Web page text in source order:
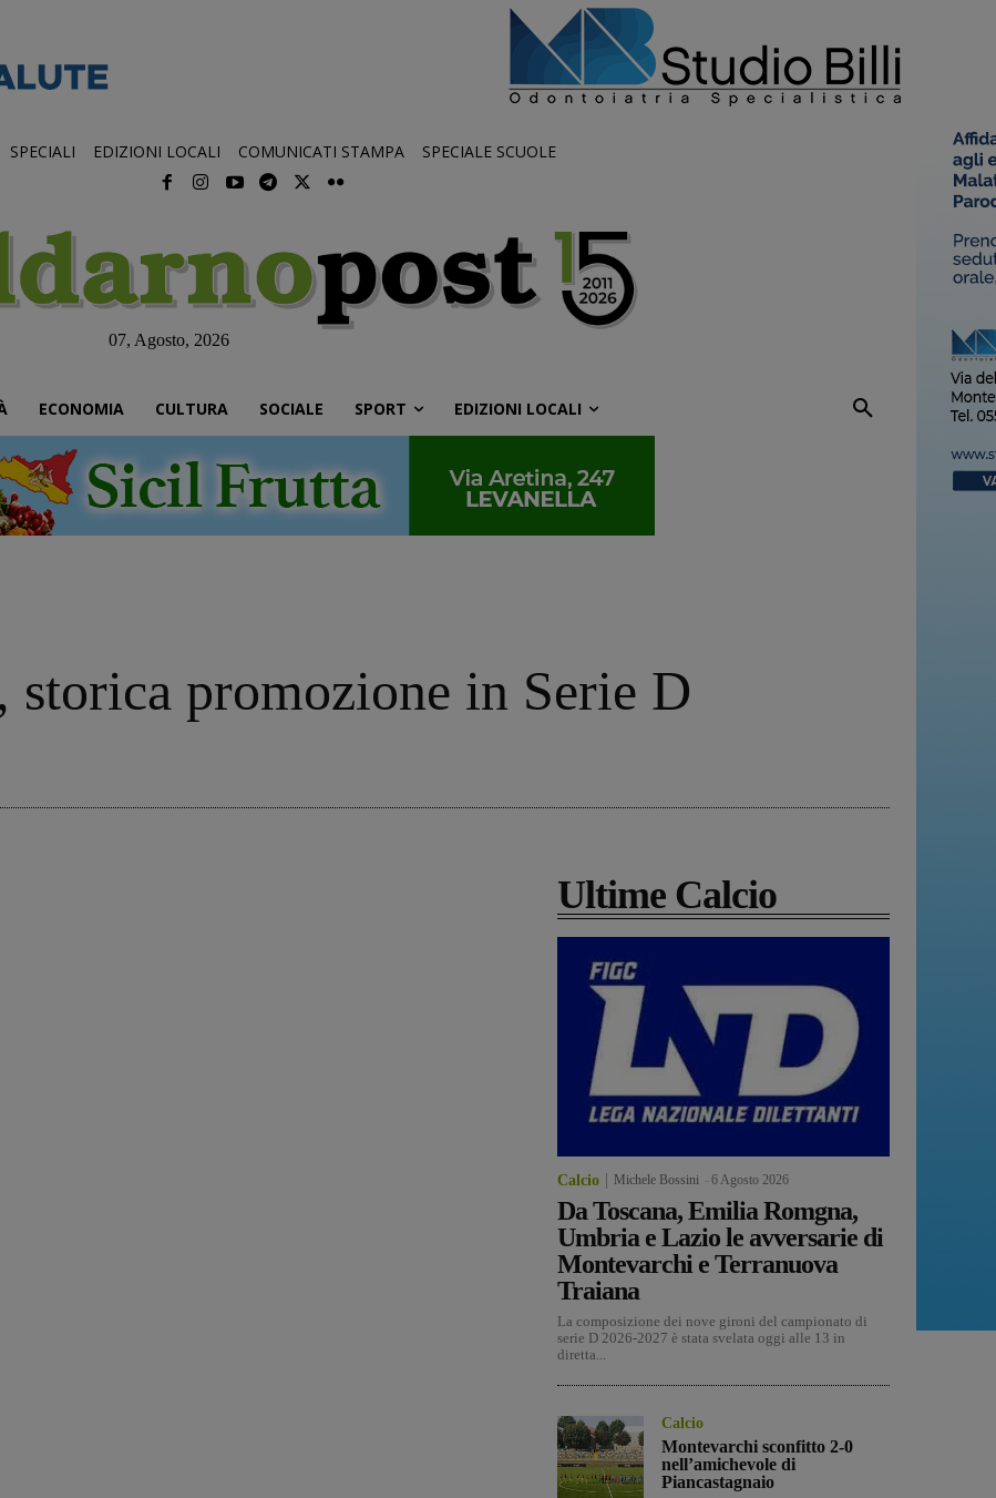
SPECIALI EDIZIONI LOCALI COMUNICATI STAMPA SPECIALE SCUOLE
07, Agosto, 2026
ECONOMIA CULTURA SOCIALE SPORT EDIZIONI LOCALI
storica promozione in Serie D
Ultime Calcio
Calcio Michele Bossini 6 Agosto 2026
Da Toscana, Emilia Romgna,
Umbria e Lazio le avversarie di
Montevarchi e Terranuova
Traiana
La composizione dei nove gironi del campionato di
serie D 2026-2027 è stata svelata oggi alle 13 in
diretta...
Calcio
Montevarchi sconfitto 2-0
nell’amichevole di
Piancastagnaio